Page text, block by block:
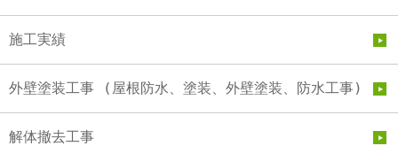
施工実績
外壁塗装工事 (屋根防水、塗装、外壁塗装、防水工事)
解体撤去工事